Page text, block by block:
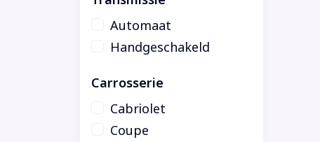
Automaat
Handgeschakeld
Carrosserie
Cabriolet
Coupe